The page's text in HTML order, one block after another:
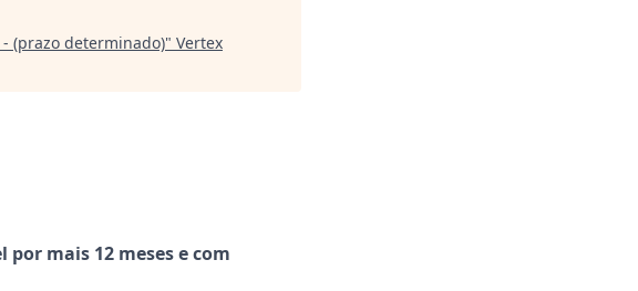
(prazo determinado)" Vertex
mais 12 meses e com